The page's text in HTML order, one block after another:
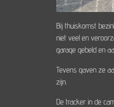
Bij thuiskomst
niet veel en
garage gebeld en
Tevens gaven ze
zijn.
De tracker in de